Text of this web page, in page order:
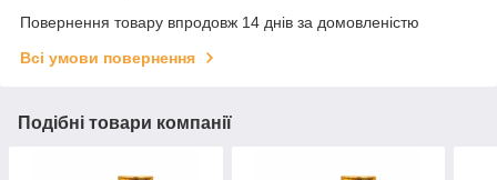
Повернення товару впродовж 14 днів за домовленістю
Всі умови повернення
Подібні товари компанії